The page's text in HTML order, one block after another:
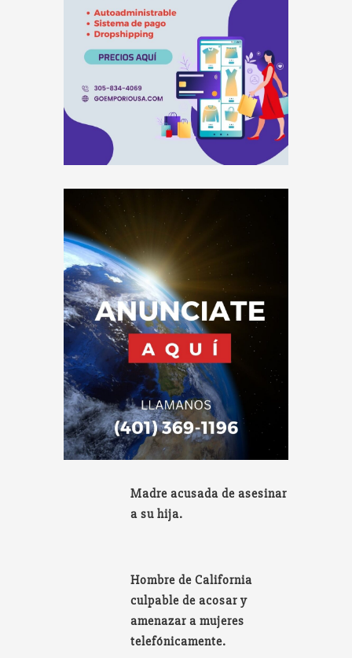
Madre acusada de asesinar
a su hija.
Hombre de California
culpable de acosar y
amenazar a mujeres
telefónicamente.